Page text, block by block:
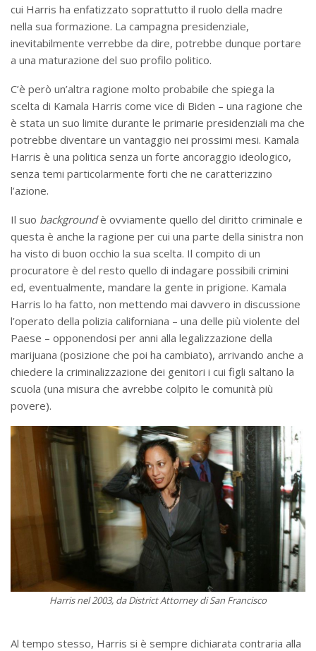
cui Harris ha enfatizzato soprattutto il ruolo della madre
nella sua formazione. La campagna presidenziale,
inevitabilmente verrebbe da dire, potrebbe dunque portare
a una maturazione del suo profilo politico.
C’è però un’altra ragione molto probabile che spiega la
scelta di Kamala Harris come vice di Biden – una ragione che
è stata un suo limite durante le primarie presidenziali ma che
potrebbe diventare un vantaggio nei prossimi mesi. Kamala
Harris è una politica senza un forte ancoraggio ideologico,
senza temi particolarmente forti che ne caratterizzino
l’azione.
Il suo backgroundè ovviamente quello del diritto criminale e
questa è anche la ragione per cui una parte della sinistra non
ha visto di buon occhio la sua scelta. Il compito di un
procuratore è del resto quello di indagare possibili crimini
ed, eventualmente, mandare la gente in prigione. Kamala
Harris lo ha fatto, non mettendo mai davvero in discussione
l’operato della polizia californiana – una delle più violente del
Paese – opponendosi per anni alla legalizzazione della
marijuana (posizione che poi ha cambiato), arrivando anche a
chiedere la criminalizzazione dei genitori i cui figli saltano la
scuola (una misura che avrebbe colpito le comunità più
povere).
Harris nel 2003, da District Attorney di San Francisco
Al tempo stesso, Harris si è sempre dichiarata contraria alla